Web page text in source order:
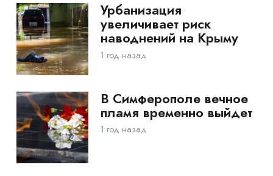
Урбанизация
увеличивает риск
наводнений на Крыму
1 год назад
В Симферополе вечное
пламя временно выйдет
1 год назад